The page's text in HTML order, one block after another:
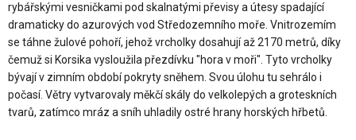
rybářskými vesničkami pod skalnatými převisy a útesy spadající
dramaticky do azurových vod Středozemního moře. Vnitrozemím
se táhne žulové pohoří, jehož vrcholky dosahují až 2170 metrů, díky
čemuž si Korsika vysloužila přezdívku "hora v moři". Tyto vrcholky
bývají v zimním období pokryty sněhem. Svou úlohu tu sehrálo i
počasí. Větry vytvarovaly měkčí skály do velkolepých a groteskních
tvarů, zatímco mráz a sníh uhladily ostré hrany horských hřbetů.